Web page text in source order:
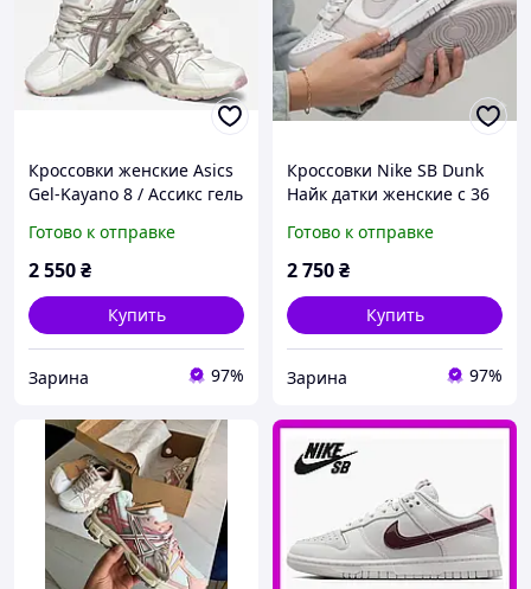
Кроссовки женские Asics
Gel-Kayano 8 / Ассикс гель
36 по 41р
Готово к отправке
2 550₴
Купить
Зарина 97%
Кроссовки Nike SB Dunk
Найк датки женские с 36
Готово к отправке
2 750₴
Купить
Зарина 97%